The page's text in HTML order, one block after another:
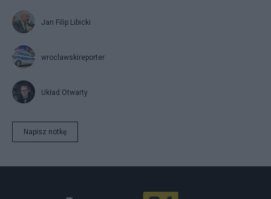
Jan Filip Libicki
wroclawskireporter
Układ Otwarty
Napisz notkę